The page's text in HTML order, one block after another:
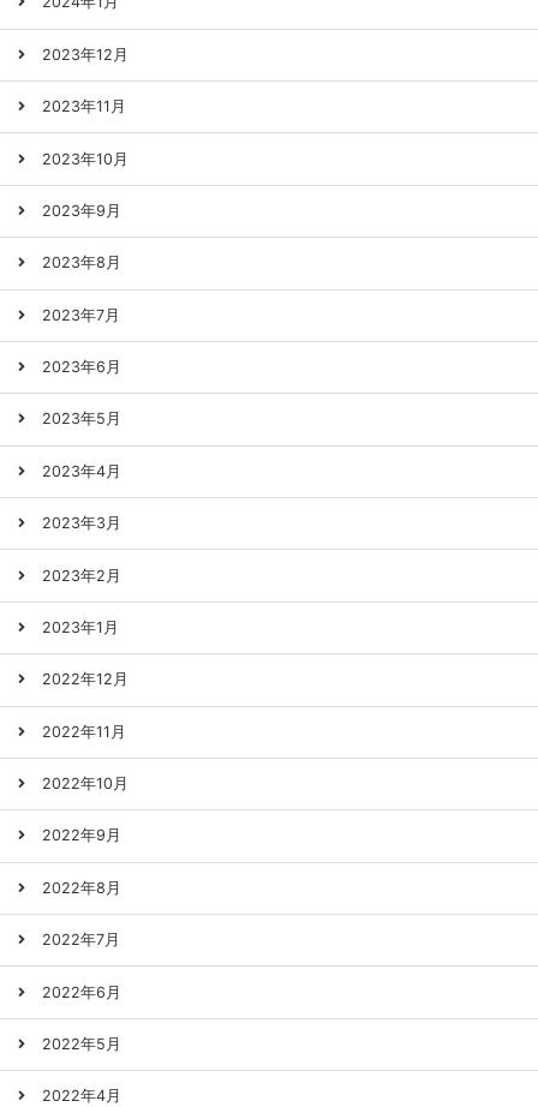
2023年12月
2023年11月
2023年10月
2023年9月
2023年8月
2023年7月
2023年6月
2023年5月
2023年4月
2023年3月
2023年2月
2023年1月
2022年12月
2022年11月
2022年10月
2022年9月
2022年8月
2022年7月
2022年6月
2022年5月
2022年4月